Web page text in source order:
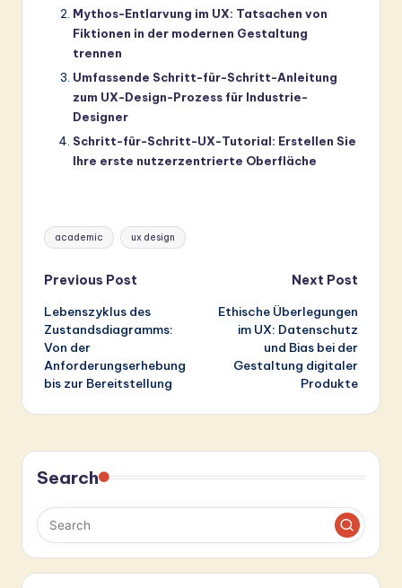
Mythos-Entlarvung im UX: Tatsachen von
Fiktionen in der modernen Gestaltung
trennen
Umfassende Schritt-für-Schritt-Anleitung
zum UX-Design-Prozess für Industrie-
Designer
Schritt-für-Schritt-UX-Tutorial: Erstellen Sie
Ihre erste nutzerzentrierte Oberfläche
Tags:
academic ux design
Post
navigation
Previous Post
Lebenszyklus des
Zustandsdiagramms:
Von der
Anforderungserhebung
bis zur Bereitstellung
Next Post
Ethische Überlegungen
im UX: Datenschutz
und Bias bei der
Gestaltung digitaler
Produkte
Search